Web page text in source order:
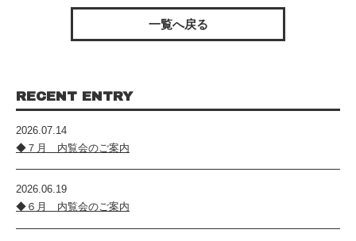
一覧へ戻る
RECENT ENTRY
2026.07.14
◆７月 内覧会のご案内
2026.06.19
◆６月 内覧会のご案内